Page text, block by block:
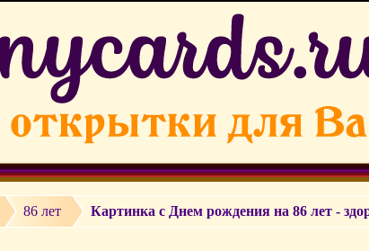
86 лет Картинка с Днем рождения на 86 лет -